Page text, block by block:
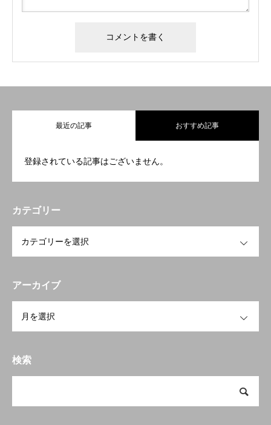
最近の記事 おすすめ記事
登録されている記事はございません。
カテゴリー
アーカイブ
検索